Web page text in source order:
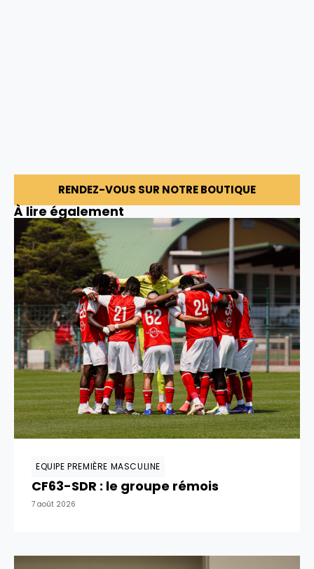
RENDEZ-VOUS SUR NOTRE BOUTIQUE
À lire également
EQUIPE PREMIÈRE MASCULINE
CF63-SDR : le groupe rémois
7 août 2026